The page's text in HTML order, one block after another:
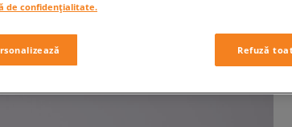
de confidențialitate.
Refuză